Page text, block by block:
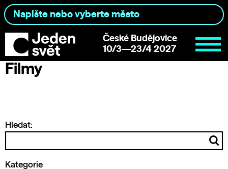
České Budějovice
10/3—23/4 2027
Filmy
Hledat:
Kategorie